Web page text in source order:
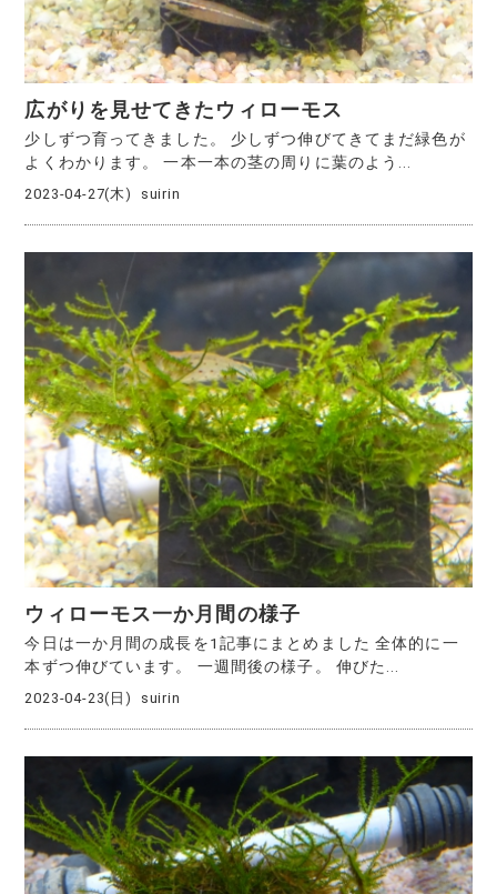
広がりを見せてきたウィローモス
少しずつ育ってきました。 少しずつ伸びてきてまだ緑色が
よくわかります。 一本一本の茎の周りに葉のよう...
2023-04-27(木) suirin
ウィローモス一か月間の様子
今日は一か月間の成長を1記事にまとめました 全体的に一
本ずつ伸びています。 一週間後の様子。 伸びた...
2023-04-23(日) suirin